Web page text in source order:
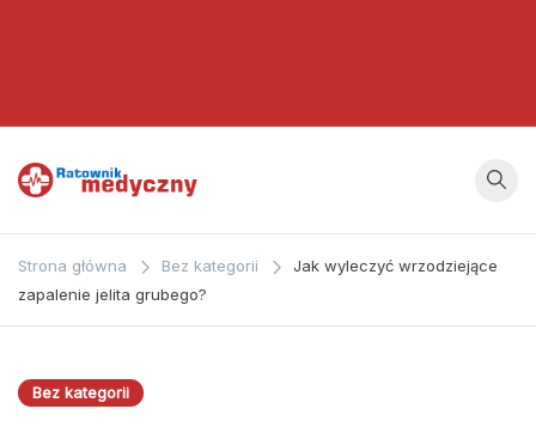
Ratownik
Medyczny
zagadnieniom z
bezpośrednio
Strona główna Bez kategorii
Jak wyleczyć wrzodziejące
zapalenie jelita grubego?
Bez kategorii